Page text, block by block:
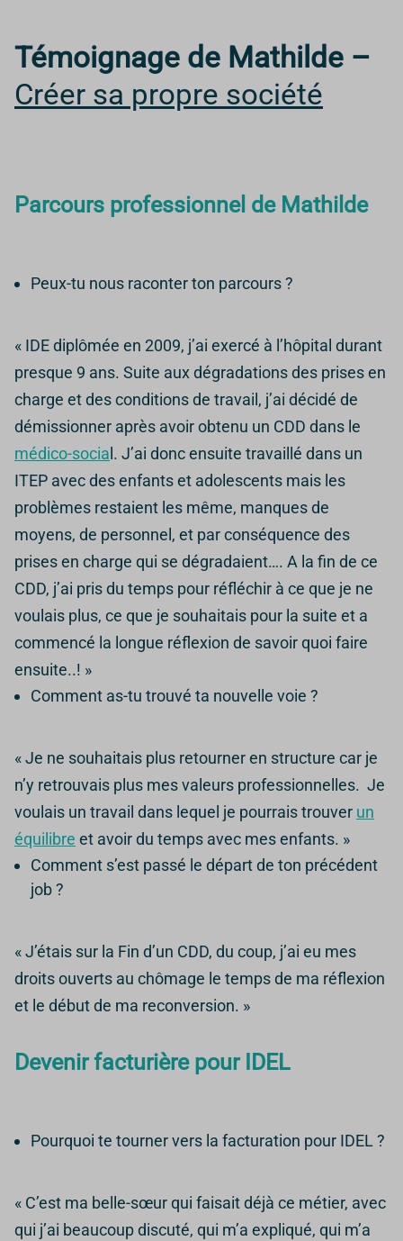
Témoignage de Mathilde –
Créer sa propre société
Parcours professionnel de Mathilde
Peux-tu nous raconter ton parcours ?
« IDE diplômée en 2009, j’ai exercé à l’hôpital durant
presque 9 ans. Suite aux dégradations des prises en
charge et des conditions de travail, j’ai décidé de
démissionner après avoir obtenu un CDD dans le
médico-social. J’ai donc ensuite travaillé dans un
ITEP avec des enfants et adolescents mais les
problèmes restaient les même, manques de
moyens, de personnel, et par conséquence des
prises en charge qui se dégradaient…. A la fin de ce
CDD, j’ai pris du temps pour réfléchir à ce que je ne
voulais plus, ce que je souhaitais pour la suite et a
commencé la longue réflexion de savoir quoi faire
ensuite..! »
Comment as-tu trouvé ta nouvelle voie ?
« Je ne souhaitais plus retourner en structure car je
n’y retrouvais plus mes valeurs professionnelles. Je
voulais un travail dans lequel je pourrais trouver un
équilibre et avoir du temps avec mes enfants. »
Comment s’est passé le départ de ton précédent
job ?
« J’étais sur la Fin d’un CDD, du coup, j’ai eu mes
droits ouverts au chômage le temps de ma réflexion
et le début de ma reconversion. »
Devenir facturière pour IDEL
Pourquoi te tourner vers la facturation pour IDEL ?
« C’est ma belle-sœur qui faisait déjà ce métier, avec
qui j’ai beaucoup discuté, qui m’a expliqué, qui m’a